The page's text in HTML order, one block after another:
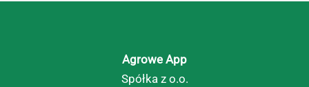
Agrowe App
Spółka z o.o.